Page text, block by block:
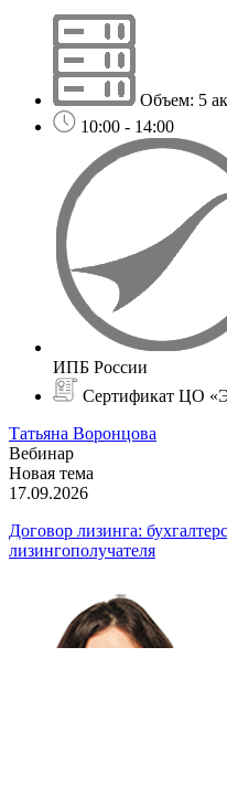
Объем: 5
10:00 - 14:00
ИПБ России
Сертификат ЦО
Татьяна Воронцова
Вебинар
Новая тема
17.09.2026
Договор лизинга:
лизингополучателя